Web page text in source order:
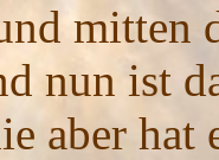
mitten
nun ist
aber hat